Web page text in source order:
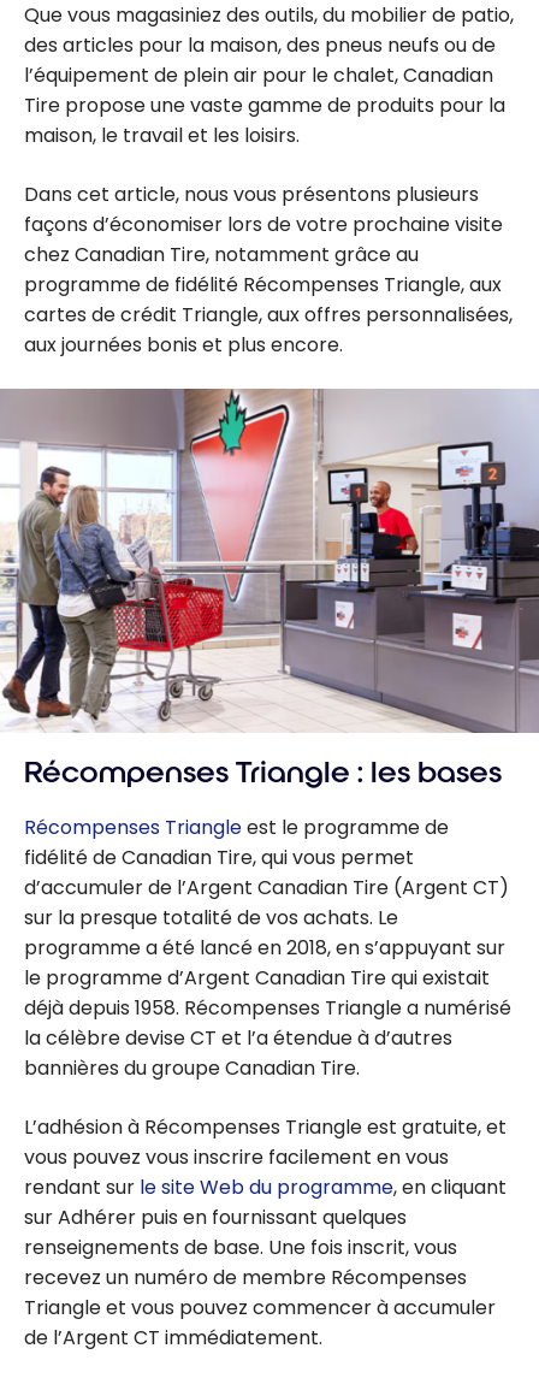
Que vous magasiniez des outils, du mobilier de patio,
des articles pour la maison, des pneus neufs ou de
l’équipement de plein air pour le chalet, Canadian
Tire propose une vaste gamme de produits pour la
maison, le travail et les loisirs.
Dans cet article, nous vous présentons plusieurs
façons d’économiser lors de votre prochaine visite
chez Canadian Tire, notamment grâce au
programme de fidélité Récompenses Triangle, aux
cartes de crédit Triangle, aux offres personnalisées,
aux journées bonis et plus encore.
Récompenses Triangle : les bases
Récompenses Triangleest le programme de
fidélité de Canadian Tire, qui vous permet
d’accumuler de l’Argent Canadian Tire (Argent CT)
sur la presque totalité de vos achats. Le
programme a été lancé en 2018, en s’appuyant sur
le programme d’Argent Canadian Tire qui existait
déjà depuis 1958. Récompenses Triangle a numérisé
la célèbre devise CT et l’a étendue à d’autres
bannières du groupe Canadian Tire.
L’adhésion à Récompenses Triangle est gratuite, et
vous pouvez vous inscrire facilement en vous
rendant sur le site Web du programme, en cliquant
sur Adhérer puis en fournissant quelques
renseignements de base. Une fois inscrit, vous
recevez un numéro de membre Récompenses
Triangle et vous pouvez commencer à accumuler
de l’Argent CT immédiatement.